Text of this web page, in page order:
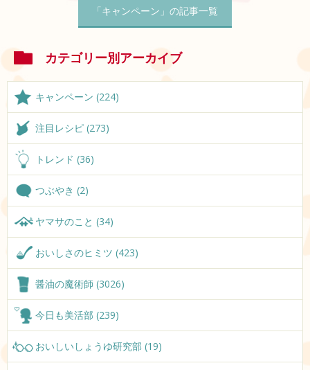
「キャンペーン」の記事一覧
カテゴリー別アーカイブ
キャンペーン (224)
注目レシピ (273)
トレンド (36)
つぶやき (2)
ヤマサのこと (34)
おいしさのヒミツ (423)
醤油の魔術師 (3026)
今日も美活部 (239)
おいしいしょうゆ研究部 (19)